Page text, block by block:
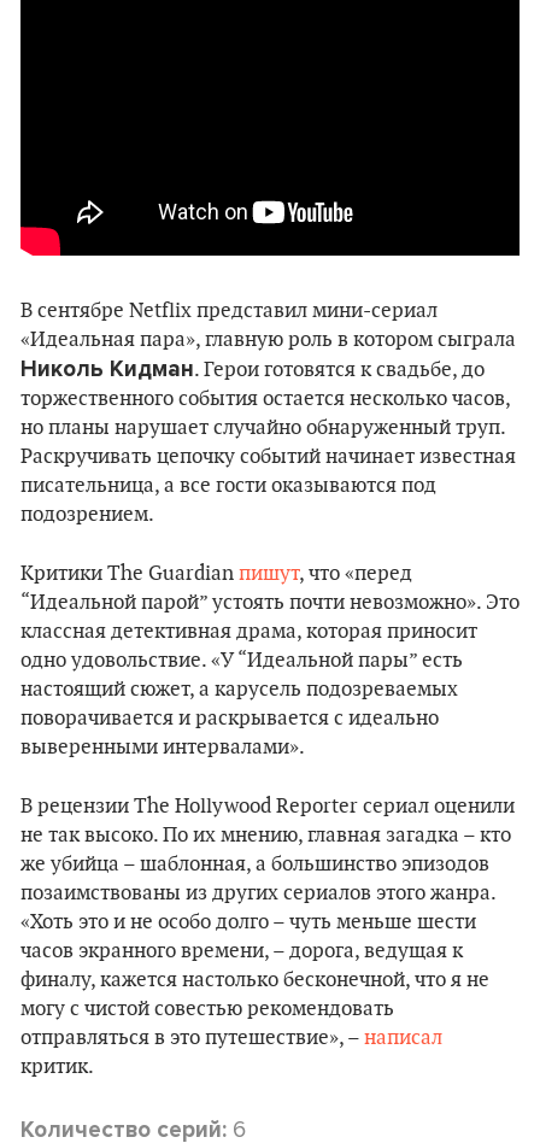
В сентябре Netflix представил мини-сериал
«Идеальная пара», главную роль в котором сыграла
Николь Кидман. Герои готовятся к свадьбе, до
торжественного события остается несколько часов,
но планы нарушает случайно обнаруженный труп.
Раскручивать цепочку событий начинает известная
писательница, а все гости оказываются под
подозрением.
Критики The Guardian пишут, что «перед
“Идеальной парой” устоять почти невозможно». Это
классная детективная драма, которая приносит
одно удовольствие. «У “Идеальной пары” есть
настоящий сюжет, а карусель подозреваемых
поворачивается и раскрывается с идеально
выверенными интервалами».
В рецензии The Hollywood Reporter сериал оценили
не так высоко. По их мнению, главная загадка – кто
же убийца – шаблонная, а большинство эпизодов
позаимствованы из других сериалов этого жанра.
«Хоть это и не особо долго – чуть меньше шести
часов экранного времени, – дорога, ведущая к
финалу, кажется настолько бесконечной, что я не
могу с чистой совестью рекомендовать
отправляться в это путешествие», – написал
критик.
Количество серий: 6